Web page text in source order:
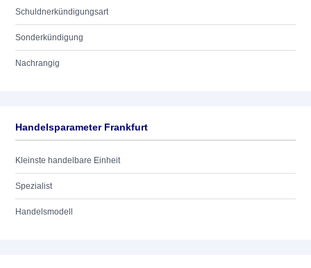
Schuldnerkündigungsart
Sonderkündigung
Nachrangig
Handelsparameter Frankfurt
Kleinste handelbare Einheit
Spezialist
Handelsmodell